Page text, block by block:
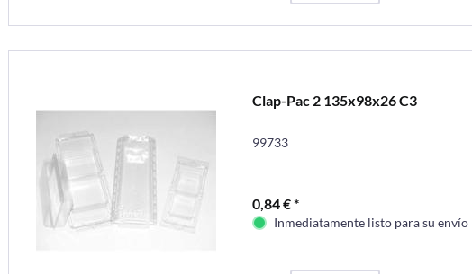
Clap-Pac 2 135x98x26 C3
99733
0,84 € *
Inmediatamente listo para su envío